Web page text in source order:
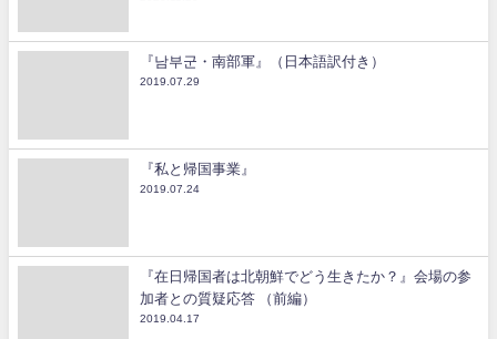
『남부군・南部軍』（日本語訳付き）
2019.07.29
『私と帰国事業』
2019.07.24
『在日帰国者は北朝鮮でどう生きたか？』会場の参
加者との質疑応答 （前編）
2019.04.17